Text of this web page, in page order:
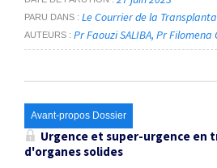
PARU DANS Le Courrier de la
AUTEURS Pr Faouzi SALIBA Pr Filomena
Avant-propos Dossier
Urgence et super-urgence en
d'organes solides